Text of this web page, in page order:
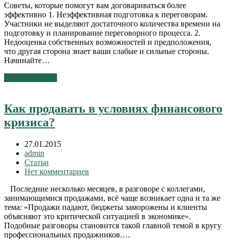
Советы, которые помогут вам договариваться более
эффективно 1. Неэффективная подготовка к переговорам.
Участники не выделяют достаточного количества времени на
подготовку и планирование переговорного процесса. 2.
Недооценка собственных возможностей и предположения,
что другая сторона знает ваши слабые и сильные стороны.
Начинайте…
Как продавать в условиях финансового
кризиса?
27.01.2015
admin
Статьи
Нет комментариев
Последние несколько месяцев, в разговоре с коллегами,
занимающимися продажами, всё чаще возникает одна и та же
тема: «Продажи падают, бюджеты заморожены и клиенты
объясняют это критической ситуацией в экономике».
Подобные разговоры становится такой главной темой в кругу
профессиональных продажников.…